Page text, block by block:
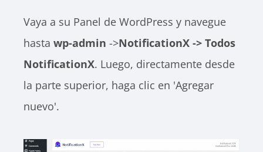
Vaya a su Panel de WordPress y navegue
hasta wp-admin ->NotificationX -> Todos
NotificationX. Luego, directamente desde
la parte superior, haga clic en 'Agregar
nuevo'.